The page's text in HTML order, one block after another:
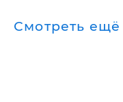
Смотреть ещё